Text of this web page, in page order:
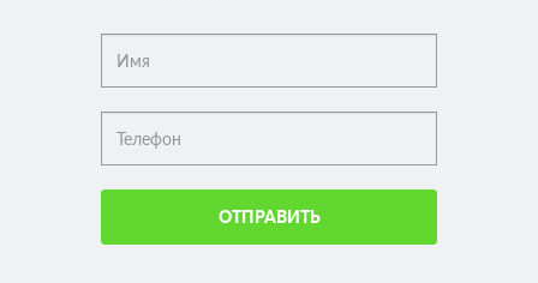
ОТПРАВИТЬ